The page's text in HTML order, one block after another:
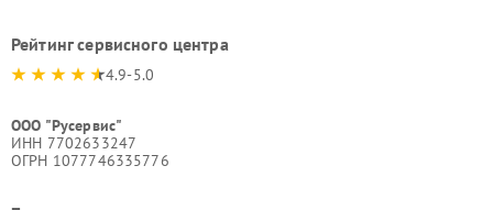
Рейтинг сервисного центра
4.9-5.0
ООО "Русервис"
ИНН 7702633247
ОГРН 1077746335776